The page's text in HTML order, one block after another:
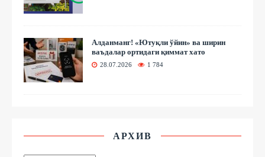
Алданманг! «Ютуқли ўйин» ва ширин
ваъдалар ортидаги қиммат хато
28.07.2026 1 784
АРХИВ